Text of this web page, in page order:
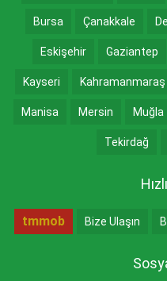
Bursa Çanakkale
Eskişehir Gaziantep
Kayseri Kahramanmaraş
Manisa Mersin Muğla
Tekirdağ
tmmob Bize Ulaşın